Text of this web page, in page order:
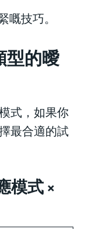
嘅技巧。
型的曖
式，如果你
最合適的試
模式 ×